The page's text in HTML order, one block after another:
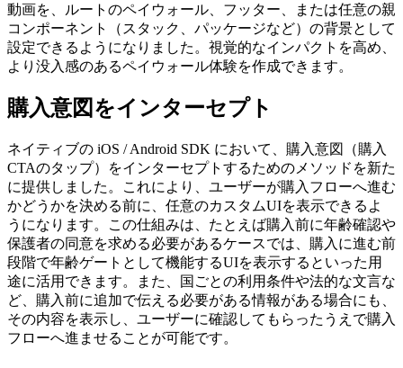
動画を、ルートのペイウォール、フッター、または任意の親
コンポーネント（スタック、パッケージなど）の背景として
設定できるようになりました。視覚的なインパクトを高め、
より没入感のあるペイウォール体験を作成できます。
購入意図をインターセプト
ネイティブの iOS / Android SDK において、購入意図（購入
CTAのタップ）をインターセプトするためのメソッドを新た
に提供しました。これにより、ユーザーが購入フローへ進む
かどうかを決める前に、任意のカスタムUIを表示できるよ
うになります。この仕組みは、たとえば購入前に年齢確認や
保護者の同意を求める必要があるケースでは、購入に進む前
段階で年齢ゲートとして機能するUIを表示するといった用
途に活用できます。また、国ごとの利用条件や法的な文言な
ど、購入前に追加で伝える必要がある情報がある場合にも、
その内容を表示し、ユーザーに確認してもらったうえで購入
フローへ進ませることが可能です。